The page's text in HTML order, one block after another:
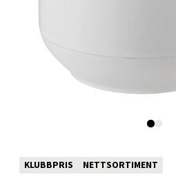
KLUBBPRIS NETTSORTIMENT
Levanger - Magneten
Moafjæra 14, 7606 Levanger